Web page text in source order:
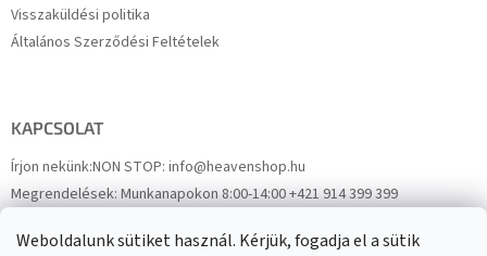
Weboldalunk sütiket használ. Kérjük, fogadja el a sütik
Visszaküldési politika
Általános Szerződési Feltételek
KAPCSOLAT
Írjon nekünk:NON STOP: info@heavenshop.hu
Megrendelések:Munkanapokon 8:00-14:00 +421 914 399 399
FacebookHeavenShop.sk